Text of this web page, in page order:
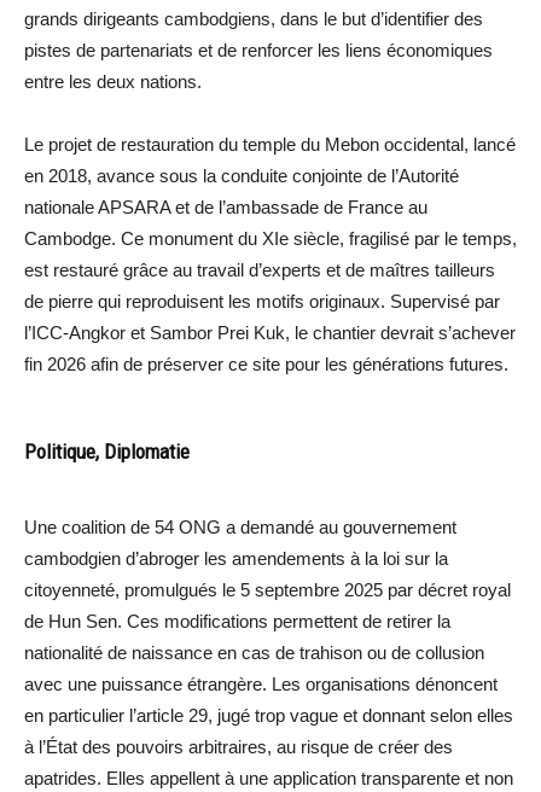
grands dirigeants cambodgiens, dans le but d’identifier des
pistes de partenariats et de renforcer les liens économiques
entre les deux nations.
Le projet de restauration du temple du Mebon occidental, lancé
en 2018, avance sous la conduite conjointe de l’Autorité
nationale APSARA et de l’ambassade de France au
Cambodge. Ce monument du XIe siècle, fragilisé par le temps,
est restauré grâce au travail d’experts et de maîtres tailleurs
de pierre qui reproduisent les motifs originaux. Supervisé par
l’ICC-Angkor et Sambor Prei Kuk, le chantier devrait s’achever
fin 2026 afin de préserver ce site pour les générations futures.
Politique, Diplomatie
Une coalition de 54 ONG a demandé au gouvernement
cambodgien d’abroger les amendements à la loi sur la
citoyenneté, promulgués le 5 septembre 2025 par décret royal
de Hun Sen. Ces modifications permettent de retirer la
nationalité de naissance en cas de trahison ou de collusion
avec une puissance étrangère. Les organisations dénoncent
en particulier l’article 29, jugé trop vague et donnant selon elles
à l’État des pouvoirs arbitraires, au risque de créer des
apatrides. Elles appellent à une application transparente et non